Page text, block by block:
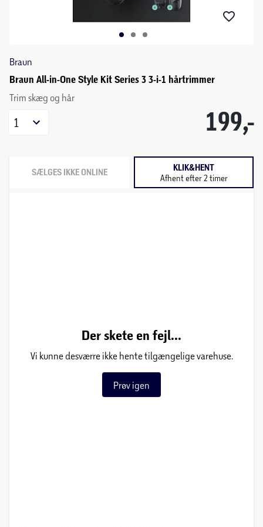
Braun
Braun All-in-One Style Kit Series 3 3-i-1 hårtrimmer
Trim skæg og hår
199,-
1
SÆLGES IKKE ONLINE KLIK&HENT
Afhent efter 2 timer
Der skete en fejl...
Vi kunne desværre ikke hente tilgængelige varehuse.
Prøv igen